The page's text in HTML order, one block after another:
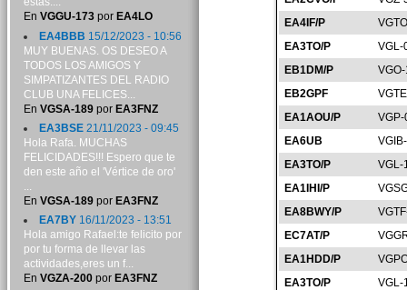
EA4IF/P
EA3TO/P
VGL-
EB1DM/P
EB2GPF
EA1AOU/P
EA6UB
EA3TO/P
VGL-
EA1IHI/P
EA8BWY/P
EC7AT/P
EA1HDD/P
EA3TO/P
VGL-
En VGGU-173por EA4LO
EA4BBB 15/12/2023 - 10:56
MUY BUENAS. OS DESEO A
TODOS LOS AMIGOS Y
SIMPATIZANTES DEL RADIO
CLUB UNA FELICES...
En VGSA-189por EA3FNZ
EA3BSE21/11/2023 - 09:45
Hola Rafa. MUCHAS
FELICIDADES!!! Espero que te
den este año el 'Vértice de oro'
...
En VGSA-189por EA3FNZ
EA7BY16/11/2023 - 13:51
Hola amigo Rafael:te felicito por
por tu forma de llevar las
actividades,eres un f...
En VGZA-200por EA3FNZ